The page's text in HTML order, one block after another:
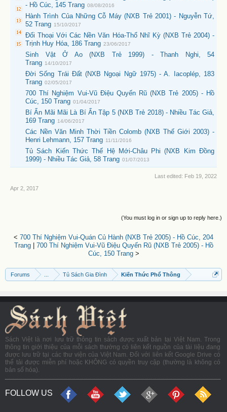
- Hồ Cúc, 145 Trang 08/08/2016
Hành Trình Của Những Cỗ Máy (NXB Trẻ 2001) - Nguyễn Tứ,
52 Trang 15/10/2017
Đối Thoại Với Các Nền Văn Hóa-Thổ Nhĩ Kỳ (NXB Trẻ 2004) -
Trịnh Huy Hóa, 186 Trang 23/06/2017
Sinh Vật Ở Ao (NXB Trẻ 1999) - Thanh Nghi, 54
Trang 14/10/2017
Đời Sống Trái Đất (NXB Ngoại Ngữ 1975) - A. Iacoplép, 183
Trang 02/05/2017
700 Thí Nghiệm Vui-Vũ Điệu Quyến Rũ (NXB Trẻ 2005) - Hồ
Cúc, 150 Trang 01/04/2017
Bí Ẩn Mãi Mãi Là Bí Ẩn Tập 5 (NXB Trẻ 2018) - Nhiều Tác Giả,
169 Trang 14/06/2017
Các Nền Văn Minh Thời Tiền Colomb (NXB Thế Giới 2003) -
Henri Lehmann, 157 Trang 11/11/2016
Tủ Sách Kiến Thức Thế Hệ Mới-Châu Phi (NXB Kim Đồng
1999) - Nhiều Tác Giả, 58 Trang 01/07/2013
Last edited: Feb 19, 2022
Apr 2, 2017
(You must log in or sign up to reply here.)
< 700 Thí Nghiệm Vui-Quán Củ Hành (NXB Trẻ 2005) - Hồ Cúc, 204
Trang| 700 Thí Nghiệm Vui-Vũ Điệu Quyến Rũ (NXB Trẻ 2005) - Hồ
Cúc, 150 Trang>
Forums Tủ Sách Gia Đình Kiến Thức Phổ Thông
Sách Việt là nơi lưu trữ thông tin sách được xuất bản tại Việt Nam. Trong
thông tin giới thiệu của mỗi sách thường có liên kết nguồn của tài liệu đang
được lưu trữ tại các thư viện của Việt Nam. Đối với liên kết Google Drive có
thể tải được miễn phí hoặc KHÔNG có quyền truy cập (thường là không có
bản số hóa).
FOLLOW US